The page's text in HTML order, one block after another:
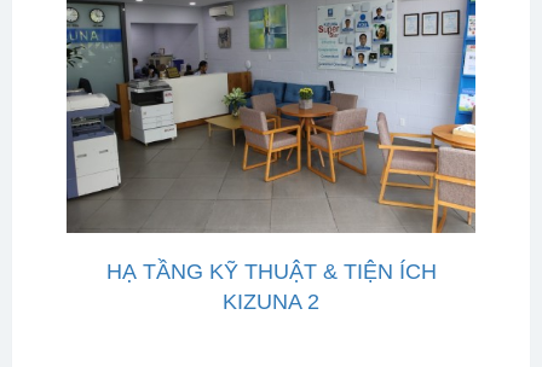
HẠ TẦNG KỸ THUẬT & TIỆN ÍCH
KIZUNA 2